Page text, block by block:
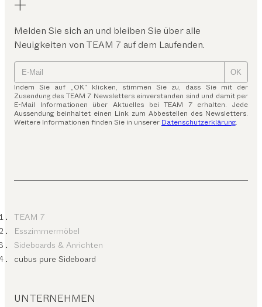
Melden Sie sich an und bleiben Sie über alle
Neuigkeiten von TEAM 7 auf dem Laufenden.
OK
Indem Sie auf „OK“ klicken, stimmen Sie zu, dass Sie mit der
Zusendung des TEAM 7 Newsletters einverstanden sind und damit per
E-Mail Informationen über Aktuelles bei TEAM 7 erhalten. Jede
Aussendung beinhaltet einen Link zum Abbestellen des Newsletters.
Weitere Informationen finden Sie in unserer Datenschutzerklärung.
TEAM 7
Esszimmermöbel
Sideboards & Anrichten
cubus pure Sideboard
UNTERNEHMEN